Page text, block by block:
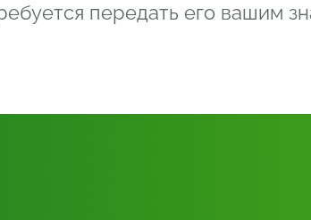
передать его вашим